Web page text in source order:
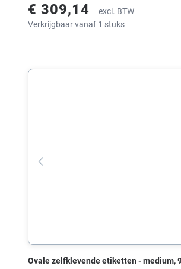
€ 309,14
excl. BTW
Verkrijgbaar vanaf 1 stuks
Ovale zelfklevende etiketten - medium,